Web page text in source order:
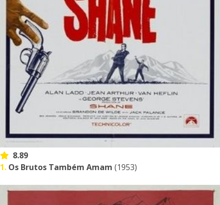
8.89
1. Os Brutos Também Amam (1953)